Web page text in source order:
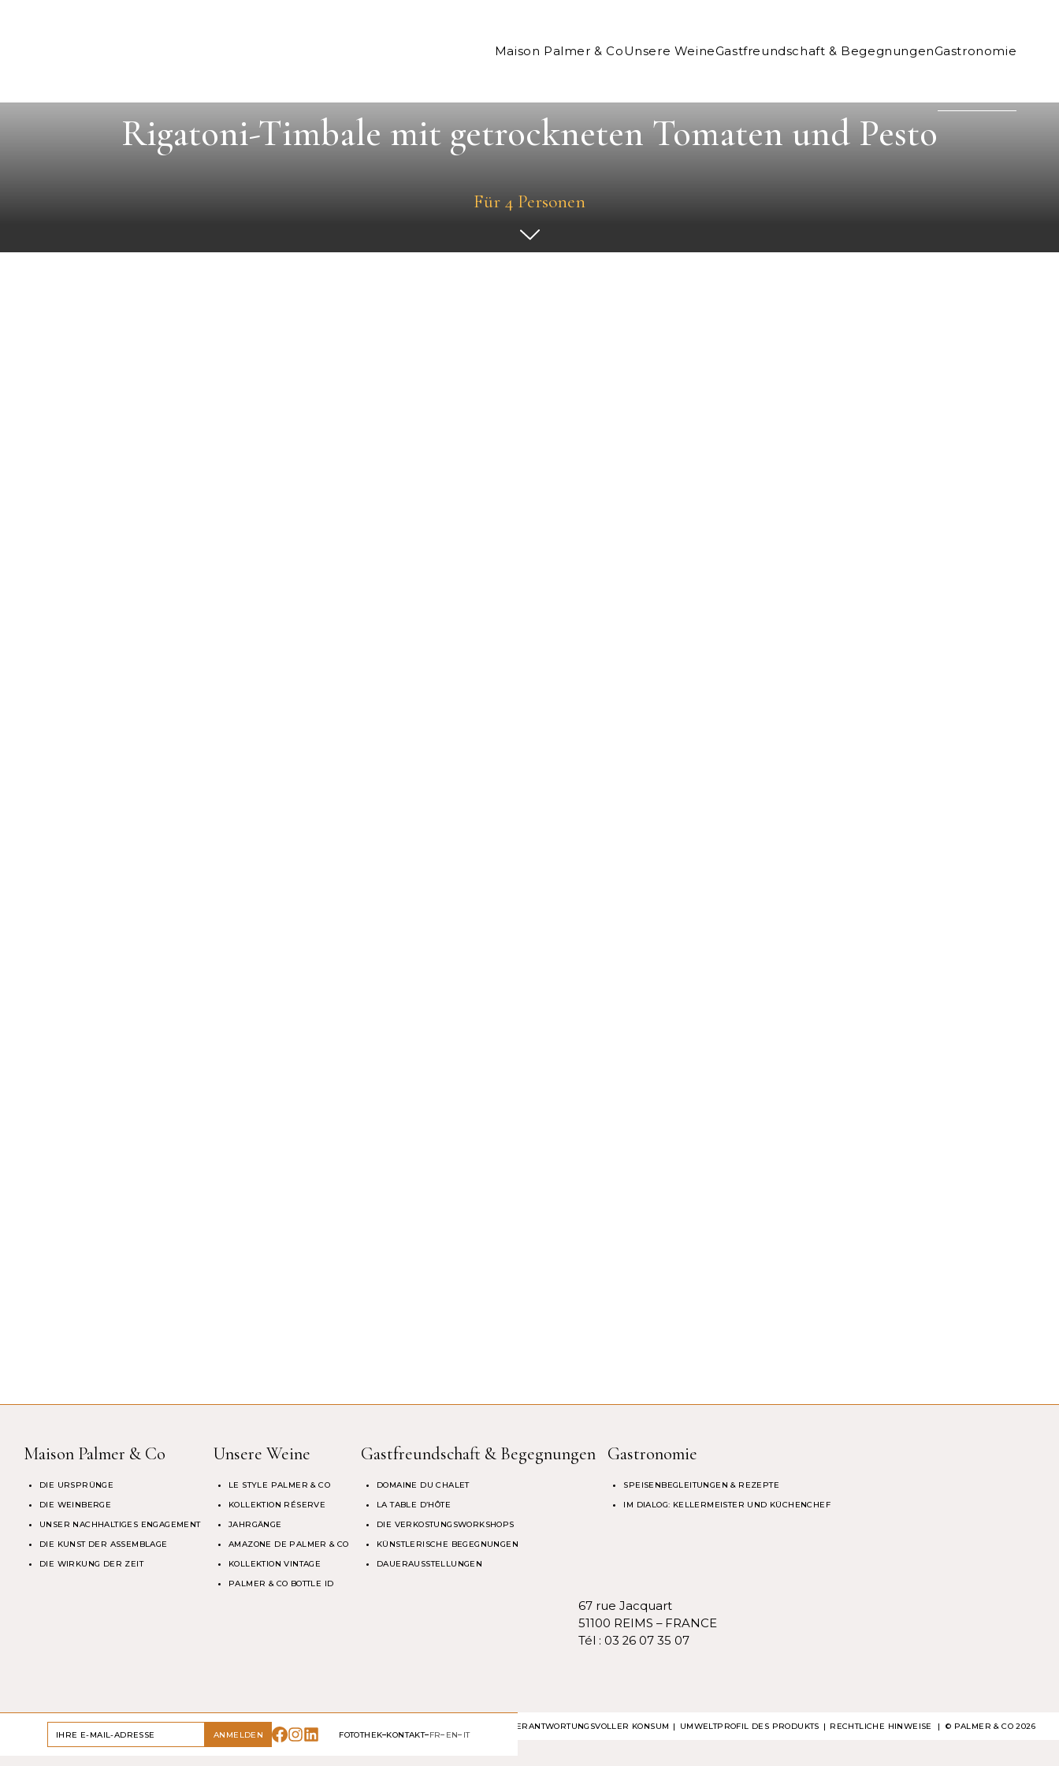
Maison Palmer & CoUnsere WeineGastfreundschaft & BegegnungenGastronomie
Rigatoni-Timbale mit getrockneten Tomaten und Pesto
Für 4 Personen
Maison Palmer & Co
DIE URSPRÜNGE
DIE WEINBERGE
UNSER NACHHALTIGES ENGAGEMENT
DIE KUNST DER ASSEMBLAGE
DIE WIRKUNG DER ZEIT
Unsere Weine
LE STYLE PALMER & CO
KOLLEKTION RÉSERVE
JAHRGÄNGE
AMAZONE DE PALMER & CO
KOLLEKTION VINTAGE
PALMER & CO BOTTLE ID
Gastfreundschaft & Begegnungen
DOMAINE DU CHALET
LA TABLE D’HÔTE
DIE VERKOSTUNGSWORKSHOPS
KÜNSTLERISCHE BEGEGNUNGEN
DAUERAUSSTELLUNGEN
Gastronomie
SPEISENBEGLEITUNGEN & REZEPTE
IM DIALOG: KELLERMEISTER UND KÜCHENCHEF
67 rue Jacquart
51100 REIMS – FRANCE
Tél : 03 26 07 35 07
ANMELDEN FOTOTHEK KONTAKT FR EN IT
BITTE GENIESSEN SIE UNSERE PRODUKTE VERANTWORTUNGSVOLL. VERANTWORTUNGSVOLLER KONSUM UMWELTPROFIL DES PRODUKTS RECHTLICHE HINWEISE | © PALMER & CO 2026